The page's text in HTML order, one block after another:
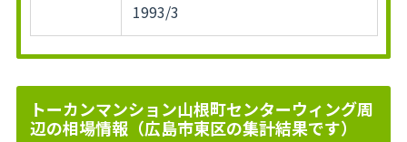
1993/3
トーカンマンション山根町センターウィング周
辺の相場情報（広島市東区の集計結果です）